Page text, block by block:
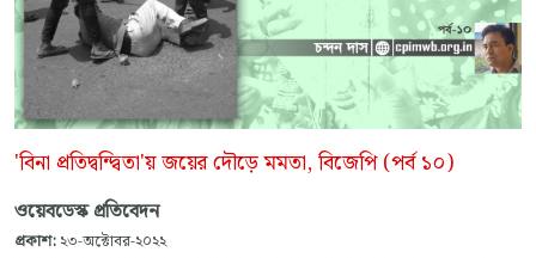
'বিনা প্রতিদ্বন্দ্বিতা'য় জয়ের দৌড়ে মমতা, বিজেপি (পর্ব ১০)
ওয়েবডেস্ক প্রতিবেদন
প্রকাশ: ২৩-অক্টোবর-২০২২